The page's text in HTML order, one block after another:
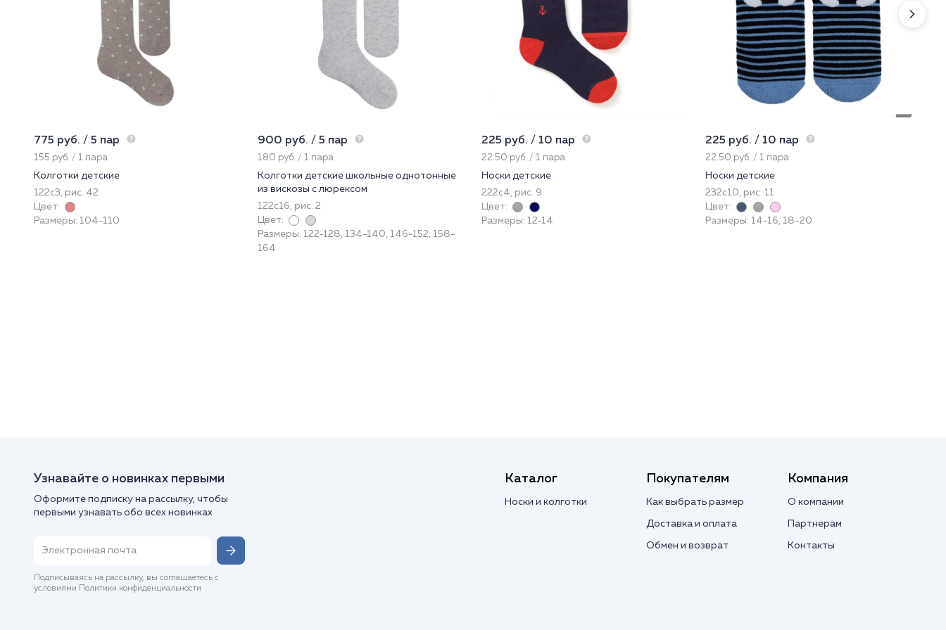
775 руб. / 5 пар
155 руб. / 1 пара
Колготки детские
122с3, рис. 42
Цвет:
Размеры: 104-110
900 руб. / 5 пар
180 руб. / 1 пара
Колготки детские школьные однотонные
из вискозы с люрексом
122с16, рис. 2
Цвет:
Размеры: 122-128, 134-140, 146-152, 158-
164
225 руб. / 10 пар
22.50 руб. / 1 пара
Носки детские
222с4, рис. 9
Цвет:
Размеры: 12-14
225 руб. / 10 пар
22.50 руб. / 1 пара
Носки детские
232с10, рис. 11
Цвет:
Размеры: 14-16, 18-20
Узнавайте о новинках первыми
Оформите подписку на рассылку, чтобы
первыми узнавать обо всех новинках
Подписываясь на рассылку, вы соглашаетесь с
условиями Политики конфиденциальности
Каталог
Носки и колготки
Покупателям
Как выбрать размер
Доставка и оплата
Обмен и возврат
Компания
О компании
Партнерам
Контакты